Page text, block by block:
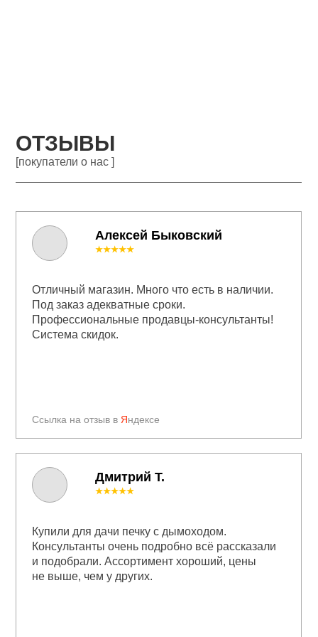
ОТЗЫВЫ
[покупатели о нас ]
Алексей Быковский
Ссылка на отзыв в Яндексе
★★★★★
Отличный магазин. Много что есть в наличии.
Под заказ адекватные сроки.
Профессиональные продавцы-консультанты!
Система скидок.
★★★★★
Купили для дачи печку с дымоходом.
Консультанты очень подробно всё рассказали
и подобрали. Ассортимент хороший, цены
не выше, чем у других.
Дмитрий Т.